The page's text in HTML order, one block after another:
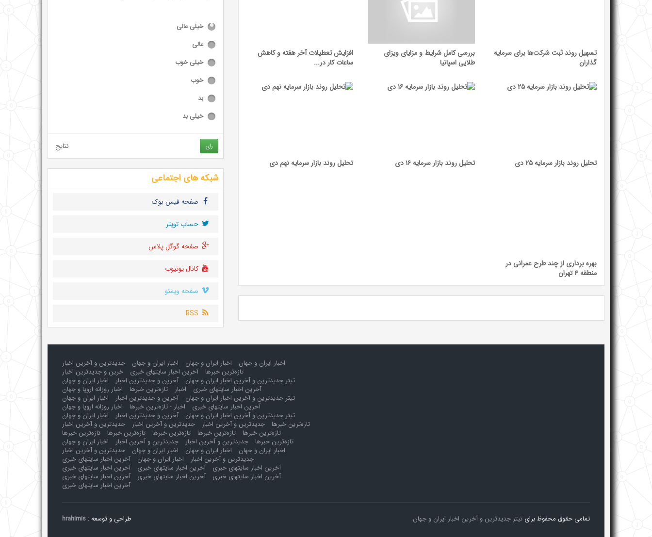
تسهیل روند ثبت شرکت‌ها برای سرمایه
گذاران
بررسی کامل شرایط و مزایای ویزای
طلایی اسپانیا
افزایش تعطیلات آخر هفته و کاهش
ساعات کار در...
تحلیل روند بازار سرمایه ۲۵ دی تحلیل روند بازار سرمایه ۱۶ دی تحلیل روند بازار سرمایه نهم دی
بهره برداری از چند طرح عمرانی در
منطقه ۴ تهران
خیلی عالی
عالی
خیلی خوب
خوب
بد
خیلی بد
رای نتایج
شبکه های اجتماعی
صفحه فیس بوک
حساب تويتر
صفحه گوگل پلاس
کانال یوتیوب
صفحه ویمئو
اخبار ایران و جهان اخبار ایران و جهان اخبار ایران و جهان
جدیدترین و آخرین اخبار
تازه‌ترین خبرها
آخرین اخبار سایتهای خبری
خرین و جدیدترین اخبار
تیتر جدیدترین و آخرین اخبار ایران و جهان
آخرین و جدیدترین اخبار
اخبار ایران و جهان
آخرین اخبار سایتهای خبری
اخبار تازه‌ترین خبرها
اخبار روزانه اروپا و جهان
تیتر جدیدترین و آخرین اخبار ایران و جهان
آخرین و جدیدترین اخبار
اخبار ایران و جهان
آخرین اخبار سایتهای خبری
اخبار - تازه‌ترین خبرها
اخبار روزانه اروپا و جهان
تیتر جدیدترین و آخرین اخبار ایران و جهان
آخرین و جدیدترین اخبار
اخبار ایران و جهان
تازه‌ترین خبرها
جدیدترین و آخرین اخبار جدیدترین و آخرین اخبار
جدیدترین و آخرین اخبار
تازه‌ترین خبرها
تازه‌ترین خبرها تازه‌ترین خبرها تازه‌ترین خبرها
تازه‌ترین خبرها
تازه‌ترین خبرها
جدیدترین و آخرین اخبار جدیدترین و آخرین اخبار
اخبار ایران و جهان
اخبار ایران و جهان
اخبار ایران و جهان اخبار ایران و جهان
جدیدترین و آخرین اخبار
جدیدترین و آخرین اخبار
اخبار ایران و جهان
آخرین اخبار سایتهای خبری
آخرین اخبار سایتهای خبری
آخرین اخبار سایتهای خبری
آخرین اخبار سایتهای خبری
آخرین اخبار سایتهای خبری
آخرین اخبار سایتهای خبری
آخرین اخبار سایتهای خبری
آخرین اخبار سایتهای خبری
تمامی حقوق محفوظ برای تیتر جدیدترین و آخرین اخبار ایران و جهان طراحی و توسعه : hrahimis